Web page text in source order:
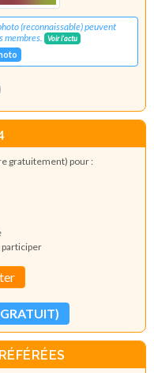
(reconnaissable) peuvent
membres.
Voir l'actu
gratuitement) pour :
participer